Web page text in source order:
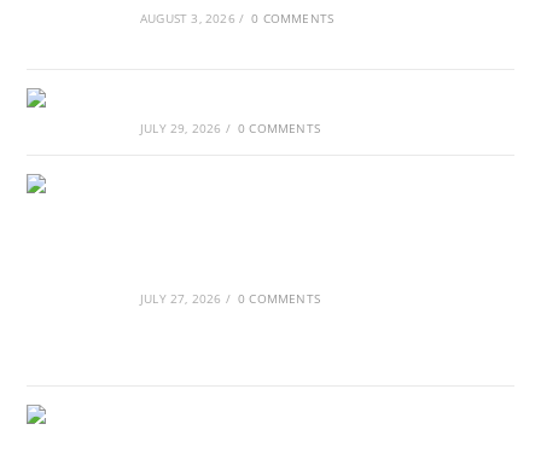
AUGUST 3, 2026 / 0 COMMENTS
JULY 29, 2026 / 0 COMMENTS
JULY 27, 2026 / 0 COMMENTS